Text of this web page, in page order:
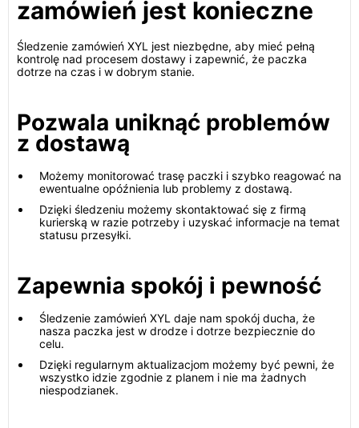
zamówień jest konieczne
Śledzenie zamówień XYL jest niezbędne, aby mieć pełną
kontrolę nad procesem dostawy i zapewnić, że paczka
dotrze na czas i w dobrym stanie.
Pozwala uniknąć problemów
z dostawą
Możemy monitorować trasę paczki i szybko reagować na
ewentualne opóźnienia lub problemy z dostawą.
Dzięki śledzeniu możemy skontaktować się z firmą
kurierską w razie potrzeby i uzyskać informacje na temat
statusu przesyłki.
Zapewnia spokój i pewność
Śledzenie zamówień XYL daje nam spokój ducha, że
nasza paczka jest w drodze i dotrze bezpiecznie do
celu.
Dzięki regularnym aktualizacjom możemy być pewni, że
wszystko idzie zgodnie z planem i nie ma żadnych
niespodzianek.